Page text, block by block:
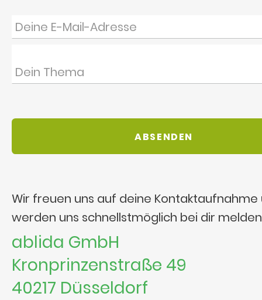
Wir freuen uns auf deine Kontaktaufnahme
werden uns schnellstmöglich bei dir
ablida GmbH
Kronprinzenstraße 49
40217 Düsseldorf